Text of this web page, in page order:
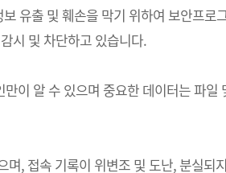
유출 및 훼손을 막기 위하여 보안프로
시 및 차단하고 있습니다.
이 알 수 있으며 중요한 데이터는 파
, 접속 기록이 위변조 및 도난, 분실되